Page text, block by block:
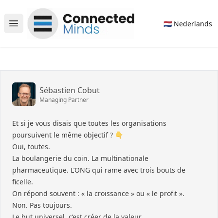
Open main menu
Connected Minds
🇳🇱 Nederlands
Sébastien Cobut
Managing Partner
Et si je vous disais que toutes les organisations
poursuivent le même objectif ? 👇
Oui, toutes.
La boulangerie du coin. La multinationale
pharmaceutique. L’ONG qui rame avec trois bouts de
ficelle.
On répond souvent : « la croissance » ou « le profit ».
Non. Pas toujours.